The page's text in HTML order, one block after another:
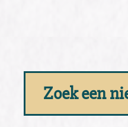
Zoek een